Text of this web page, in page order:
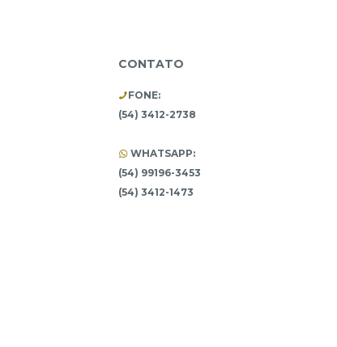
CONTATO
FONE:
(54) 3412-2738
WHATSAPP:
(54) 99196-3453
(54) 3412-1473